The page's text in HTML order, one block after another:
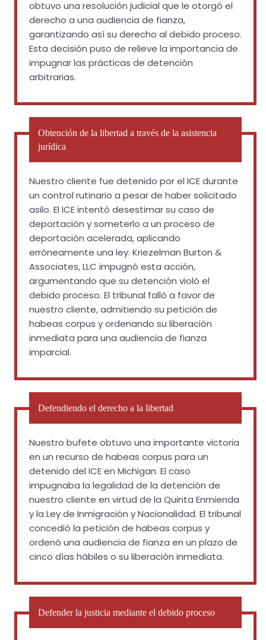
obtuvo una resolución judicial que le otorgó el
derecho a una audiencia de fianza,
garantizando así su derecho al debido proceso.
Esta decisión puso de relieve la importancia de
impugnar las prácticas de detención
arbitrarias.
Obtención de la libertad a través de la asistencia
jurídica
Nuestro cliente fue detenido por el ICE durante
un control rutinario a pesar de haber solicitado
asilo. El ICE intentó desestimar su caso de
deportación y someterlo a un proceso de
deportación acelerada, aplicando
erróneamente una ley. Kriezelman Burton &
Associates, LLC impugnó esta acción,
argumentando que su detención violó el
debido proceso. El tribunal falló a favor de
nuestro cliente, admitiendo su petición de
habeas corpus y ordenando su liberación
inmediata para una audiencia de fianza
imparcial.
Defendiendo el derecho a la libertad
Nuestro bufete obtuvo una importante victoria
en un recurso de habeas corpus para un
detenido del ICE en Michigan. El caso
impugnaba la legalidad de la detención de
nuestro cliente en virtud de la Quinta Enmienda
y la Ley de Inmigración y Nacionalidad. El tribunal
concedió la petición de habeas corpus y
ordenó una audiencia de fianza en un plazo de
cinco días hábiles o su liberación inmediata.
Defender la justicia mediante el debido proceso